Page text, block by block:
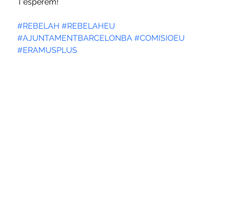
#REBELAH #REBELAHEU
#AJUNTAMENTBARCELONBA #COMISIOEU
#ERAMUSPLUS